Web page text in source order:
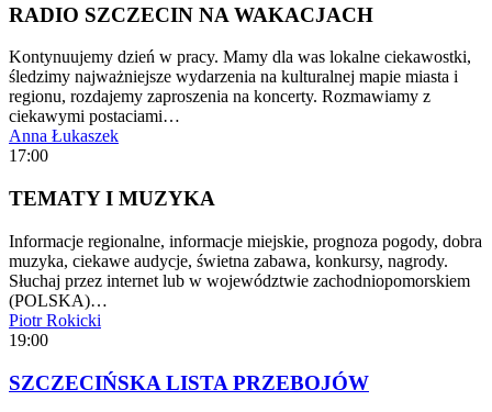
RADIO SZCZECIN NA WAKACJACH
Kontynuujemy dzień w pracy. Mamy dla was lokalne ciekawostki,
śledzimy najważniejsze wydarzenia na kulturalnej mapie miasta i
regionu, rozdajemy zaproszenia na koncerty. Rozmawiamy z
ciekawymi postaciami…
Anna Łukaszek
17:00
TEMATY I MUZYKA
Informacje regionalne, informacje miejskie, prognoza pogody, dobra
muzyka, ciekawe audycje, świetna zabawa, konkursy, nagrody.
Słuchaj przez internet lub w województwie zachodniopomorskiem
(POLSKA)…
Piotr Rokicki
19:00
SZCZECIŃSKA LISTA PRZEBOJÓW